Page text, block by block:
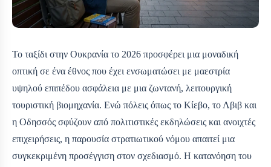
Το ταξίδι στην Ουκρανία το 2026 προσφέρει μια μοναδική
οπτική σε ένα έθνος που έχει ενσωματώσει με μαεστρία
υψηλού επιπέδου ασφάλεια με μια ζωντανή, λειτουργική
τουριστική βιομηχανία. Ενώ πόλεις όπως το Κίεβο, το Λβιβ και
η Οδησσός σφύζουν από πολιτιστικές εκδηλώσεις και ανοιχτές
επιχειρήσεις, η παρουσία στρατιωτικού νόμου απαιτεί μια
συγκεκριμένη προσέγγιση στον σχεδιασμό. Η κατανόηση του